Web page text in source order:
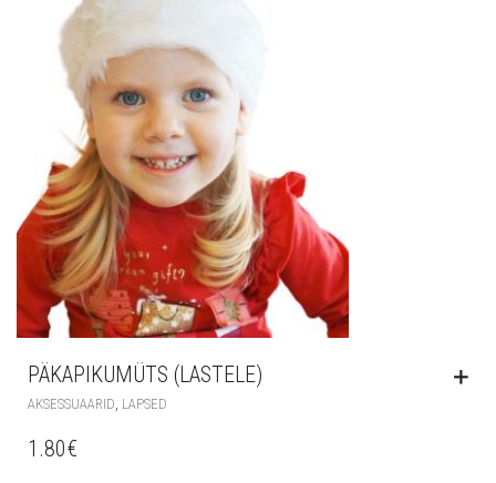
PÄKAPIKUMÜTS (LASTELE)
AKSESSUAARID LAPSED
1.80€